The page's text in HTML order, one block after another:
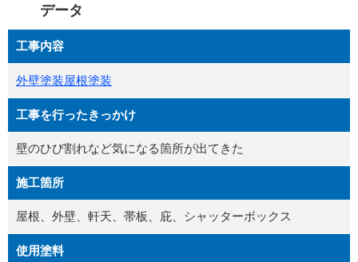
データ
工事内容
外壁塗装屋根塗装
工事を行ったきっかけ
壁のひび割れなど気になる箇所が出てきた
施工箇所
屋根、外壁、軒天、帯板、庇、シャッターボックス
使用塗料